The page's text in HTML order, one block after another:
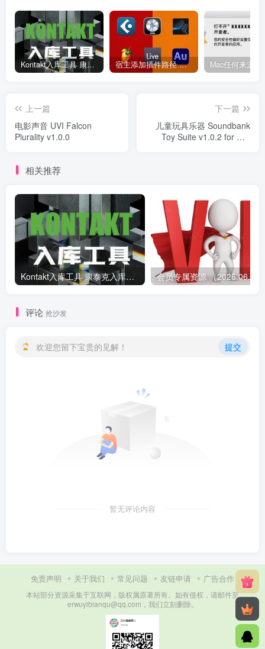
Kontakt入库工具 康泰克入库教程 宿主添加插件路径 插件路径设置 VSTPlugins路径
上一篇
电影声音 UVI Falcon
Plurality v1.0.0
下一篇
儿童玩具乐器 Soundbank
Toy Suite v1.0.2 for UVI
相关推荐
Kontakt入库工具 康泰克入库教程
评论 抢沙发
欢迎您留下宝贵的见解！ 提交
暂无评论内容
免责声明 关于我们 常见问题 友链申请 广告合作
本站部分资源采集于互联网，版权属原著所有。如有侵权，请邮件至
erwuyibianqu@qq.com，我们立刻删除。